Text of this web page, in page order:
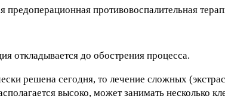
противовоспалительная
откладывается до обострения процесса.
решена сегодня, то лечение сложных
высоко, может занимать несколько